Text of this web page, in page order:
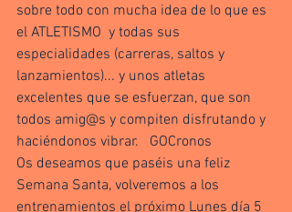
sobre todo con mucha idea de lo que es
el ATLETISMO  y todas sus
especialidades (carreras, saltos y
lanzamientos)... y unos atletas
excelentes que se esfuerzan, que son
todos amig@s y compiten disfrutando y
haciéndonos vibrar.   GOCronos
Os deseamos que paséis una feliz
Semana Santa, volveremos a los
entrenamientos el próximo Lunes día 5